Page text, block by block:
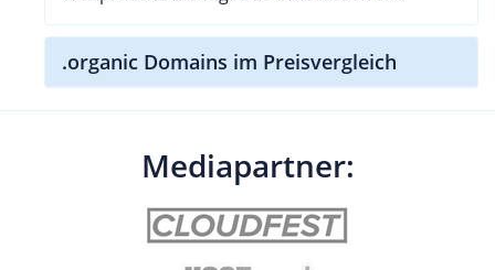
.organic Domains im Preisvergleich
Mediapartner: